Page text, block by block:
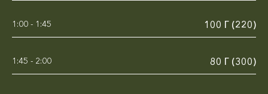
1:00 - 1:45 100 Г (220)
1:45 - 2:00 80 Г (300)